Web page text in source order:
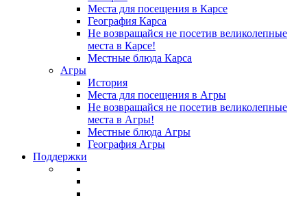
Места для посещения в Карсе
География Карса
Не возвращайся не посетив великолепные
места в Карсе!
Местные блюда Карса
Агры
История
Места для посещения в Агры
Не возвращайся не посетив великолепные
места в Агры!
Местные блюда Агры
География Агры
Поддержки